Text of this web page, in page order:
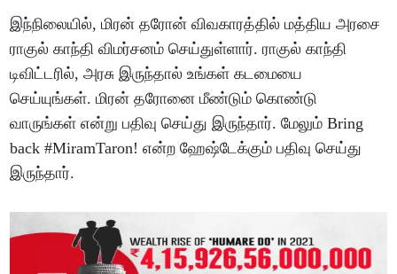
இந்நிலையில், மிரன் தரோன் விவகாரத்தில் மத்திய அரசை
ராகுல் காந்தி விமர்சனம் செய்துள்ளார். ராகுல் காந்தி
டிவிட்டரில், அரசு இருந்தால் உங்கள் கடமையை
செய்யுங்கள். மிரன் தரோனை மீண்டும் கொண்டு
வாருங்கள் என்று பதிவு செய்து இருந்தார். மேலும் Bring
back #MiramTaron! என்ற ஹேஷ்டேக்கும் பதிவு செய்து
இருந்தார்.